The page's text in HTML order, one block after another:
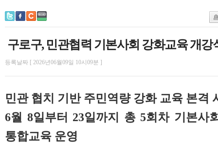
구로구, 민관협력 기본사회 강화교육 개강
등록날짜 [ 2026년06월09일 10시09분 ]
민관 협치 기반 주민역량 강화 교육 본격
6월 8일부터 23일까지 총 5회차 기본사
통합교육 운영